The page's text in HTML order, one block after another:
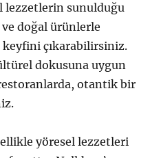
lezzetlerin sunulduğu
doğal ürünlerle
çıkarabilirsiniz.
dokusuna uygun
otantik bir
yöresel lezzetleri